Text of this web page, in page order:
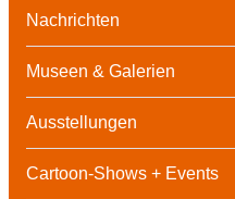
Nachrichten
Museen & Galerien
Ausstellungen
Cartoon-Shows + Events